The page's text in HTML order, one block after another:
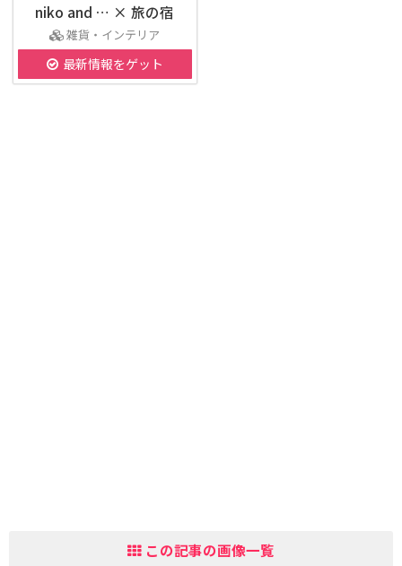
niko and … × 旅の宿
雑貨・インテリア
最新情報をゲット
この記事の画像一覧